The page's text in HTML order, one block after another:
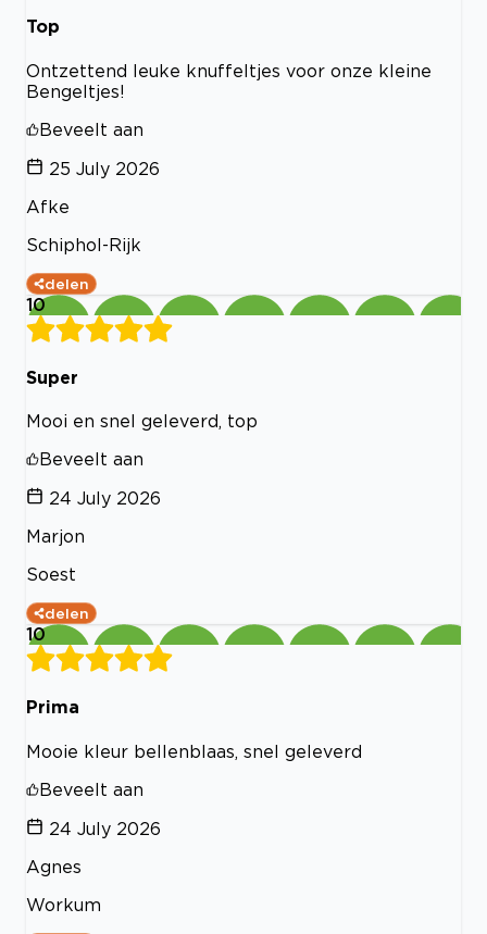
Top
Ontzettend leuke knuffeltjes voor onze kleine
Bengeltjes!
Beveelt aan
25 July 2026
Afke
Schiphol-Rijk
delen
10
Super
Mooi en snel geleverd, top
Beveelt aan
24 July 2026
Marjon
Soest
delen
10
Prima
Mooie kleur bellenblaas, snel geleverd
Beveelt aan
24 July 2026
Agnes
Workum